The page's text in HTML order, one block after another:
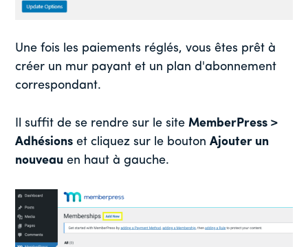
Une fois les paiements réglés, vous êtes prêt à
créer un mur payant et un plan d'abonnement
correspondant.
Il suffit de se rendre sur le siteMemberPress >
Adhésions et cliquez sur le boutonAjouter un
nouveau en haut à gauche.